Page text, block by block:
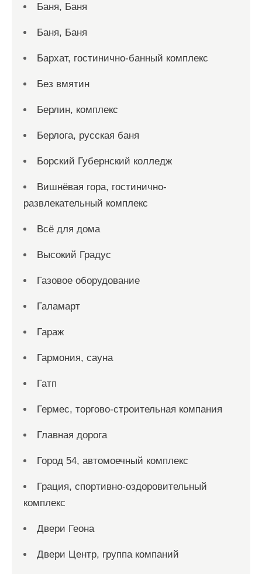
Баня, Баня
Баня, Баня
Бархат, гостинично-банный комплекс
Без вмятин
Берлин, комплекс
Берлога, русская баня
Борский Губернский колледж
Вишнёвая гора, гостинично-
развлекательный комплекс
Всё для дома
Высокий Градус
Газовое оборудование
Галамарт
Гараж
Гармония, сауна
Гатп
Гермес, торгово-строительная компания
Главная дорога
Город 54, автомоечный комплекс
Грация, спортивно-оздоровительный
комплекс
Двери Геона
Двери Центр, группа компаний